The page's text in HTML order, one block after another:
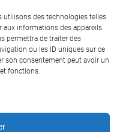
utilisons des technologies telles
aux informations des appareils.
permettra de traiter des
ou les ID uniques sur ce
son consentement peut avoir un
fonctions.